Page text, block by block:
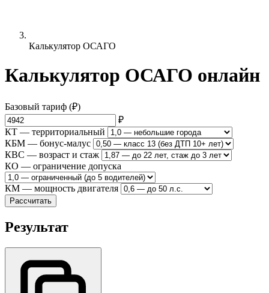
Калькулятор ОСАГО
Калькулятор ОСАГО онлайн
Базовый тариф (₽)
₽
КТ — территориальный
КБМ — бонус-малус
КВС — возраст и стаж
КО — ограничение допуска
КМ — мощность двигателя
Рассчитать
Результат